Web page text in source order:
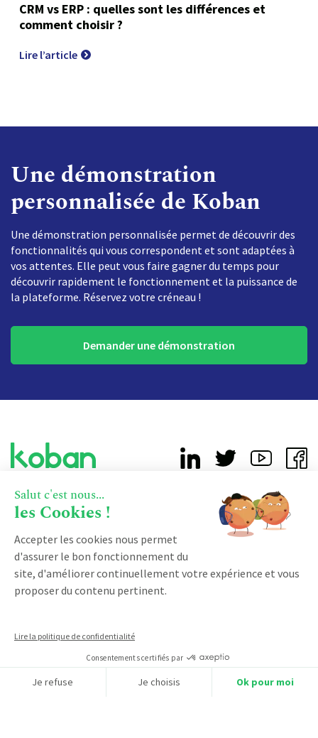
CRM vs ERP : quelles sont les différences et
comment choisir ?
Lire l’article
Une démonstration
personnalisée de Koban
Une démonstration personnalisée permet de découvrir des
fonctionnalités qui vous correspondent et sont adaptées à
vos attentes. Elle peut vous faire gagner du temps pour
découvrir rapidement le fonctionnement et la puissance de
la plateforme. Réservez votre créneau !
Demander une démonstration
À PROPOS
Pourquoi nous choisir ?
Notre accompagnement
Qui sommes-nous ?
Notre certification qualiopi
PRODUIT
Salut c'est nous...
les Cookies !
Accepter les cookies nous permet
d'assurer le bon fonctionnement du
site, d'améliorer continuellement votre expérience et vous
proposer du contenu pertinent.
Lire la politique de confidentialité
Consentements certifiés par
Je refuse Je choisis Ok pour moi